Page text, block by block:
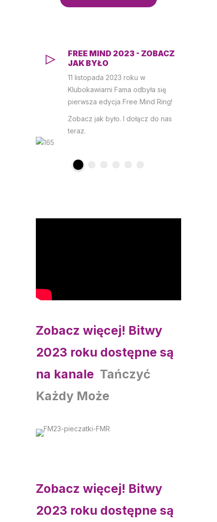
FREE MIND 2023 - ZOBACZ
JAK BYŁO
11 listopada 2023 roku w
Klubokawiarni Fama odbyła się
pierwsza edycja Free Mind Ring!
Zobacz jak było. I dołącz do nas
teraz.
Zobacz więcej! Bitwy
2023 roku dostępne są
na kanale Tańczyć
Każdy Może
Zobacz więcej! Bitwy
2023 roku dostępne są